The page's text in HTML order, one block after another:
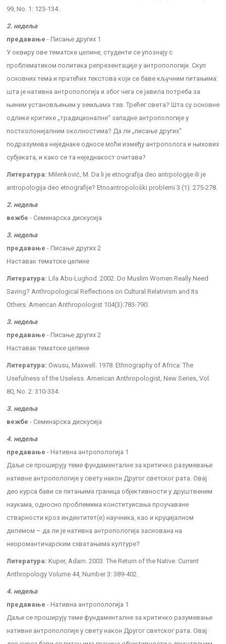
99, No. 1: 123-134.
2. недеља
предавање - Писање других 1
У оквиру ове тематске целине, студенти се упознају с
проблематиком политика репрезентације у антропологији. Скуп
основних тема и пратећих текстова који се баве кључним питањима:
шта је нативна антропологија и због чега се јавила потреба за
њеним установљењем у земљама тзв. Трећег света? Шта су основне
одлике критике „традиционалне“ западне антропологије у
постколонијалним околностима? Да ли „писање других“
подразумева неједнаке односе моћи између антрополога и њихових
субјеката, и како се та неједнакост очитава?
Литература: Milenković, M. Da li je etnografija deo antrpologije ili je
antropologija deo etnografije? Etnoantropološki problemi 3 (1): 275-278.
2. недеља
вежбе - Семинарска дискусија
3. недеља
предавање - Писање других 2
Наставак тематске целине
Литература: Lila Abu-Lughod. 2002. Do Muslim Women Really Need
Saving? Anthropological Reflections on Cultural Relativism and Its
Others. American Anthropologist 104(3):783-790.
3. недеља
предавање - Писање других 2
Наставак тематске целине
Литература: Owusu, Maxwell. 1978. Ethnography of Africa: The
Usefulness of the Useless. American Anthropologist, New Series, Vol.
80, No. 2: 310-334.
3. недеља
вежбе - Семинарска дискусија
4. недеља
предавање - Нативна антропологија 1
Даље се проширују теме фундаменталне за критичко разумевање
нативне антропологије у свету након Другог светског рата. Овај
део курса бави се питањима граница објективности у друштвеним
наукама, односно проблемима конституисања проучаване
стварности кроз индентитет(е) научника, као и круцијалном
дилемом – да ли је нативна антропологија заснована на
неоромантичарским схватањима културе?
Литература: Kuper, Adam. 2003. The Return of the Native. Current
Anthropology Volume 44, Number 3: 389-402.
4. недеља
предавање - Нативна антропологија 1
Даље се проширују теме фундаменталне за критичко разумевање
нативне антропологије у свету након Другог светског рата. Овај